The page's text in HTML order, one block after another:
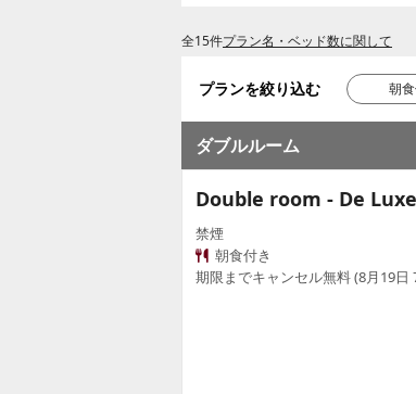
全15件プラン名・ベッド数に関して
プランを絞り込む 朝
ダブルルーム
Double room - De Luxe
禁煙
朝食付き
期限までキャンセル無料 (8月19日